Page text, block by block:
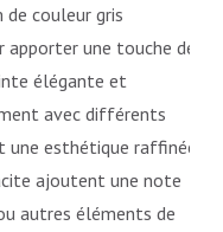
couleur gris
une touche de
élégante et
avec différents
esthétique raffinée.
ajoutent une note
autres éléments de